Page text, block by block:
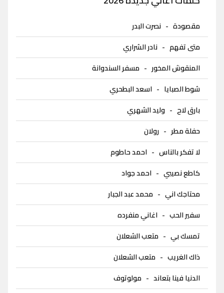
مقصودة - نصرت البدر
متى تفهم - نادر الشراري
المنقوش المخور- مسفر السندوانة
شوط الصبايا - اسعد البطحري
بارق لاح - وليد الشهري
حفلة مطر- رولان
لا تفكر بالناس - احمد حاطوم
كاطع نصيبي - احمد جواد
محتاجك اني - محمد عبد الجبار
سفير الحب - اغاني منفرده
تمسك بي - متعب الشعلان
ذاك الغريب - متعب الشعلان
الدنيا فينا بتعاند - مولوتوف